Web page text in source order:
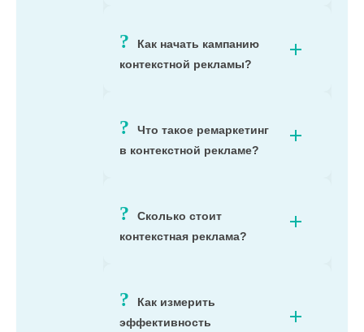
Как начать кампанию
контекстной рекламы?
Что такое ремаркетинг
в контекстной рекламе?
Сколько стоит
контекстная реклама?
Как измерить
эффективность